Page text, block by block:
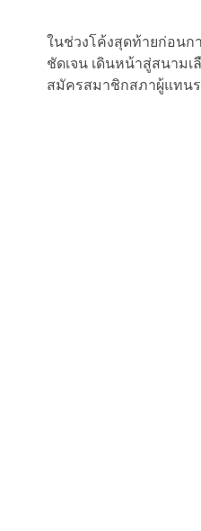
ในช่วงโค้งสุดท้ายก่อนก
ชัดเจน เดินหน้าสู่สนามเ
สมัครสมาชิกสภาผู้แทน